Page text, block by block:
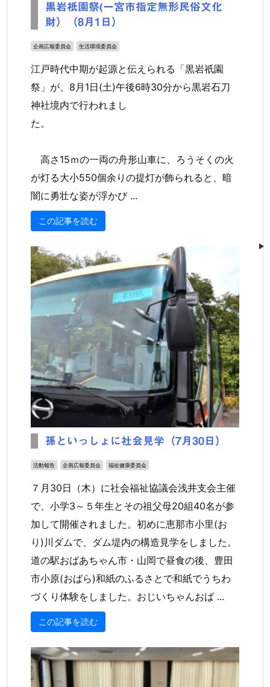
黒岩祇園祭(一宮市指定無形民俗文化
財）（8月1日）
企画広報委員会 生活環境委員会
江戸時代中期が起源と伝えられる「黒岩祇園
祭」が、8月1日(土)午後6時30分から黒岩石刀
神社境内で行われまし
た。
高さ15ｍの一両の舟形山車に、ろうそくの火
が灯る大小550個余りの提灯が飾られると、暗
闇に勇壮な姿が浮かび ...
この記事を読む
孫といっしょに社会見学（7月30日）
活動報告 企画広報委員会 福祉健康委員会
７月30日（木）に社会福祉協議会浅井支会主催
で、小学3～５年生とその祖父母20組40名が参
加して開催されました。初めに恵那市小里(お
り)川ダムで、ダム堤内の構造見学をしました。
道の駅おばあちゃん市・山岡で昼食の後、豊田
市小原(おばら)和紙のふるさとで和紙でうちわ
づくり体験をしました。おじいちゃんおば ...
この記事を読む